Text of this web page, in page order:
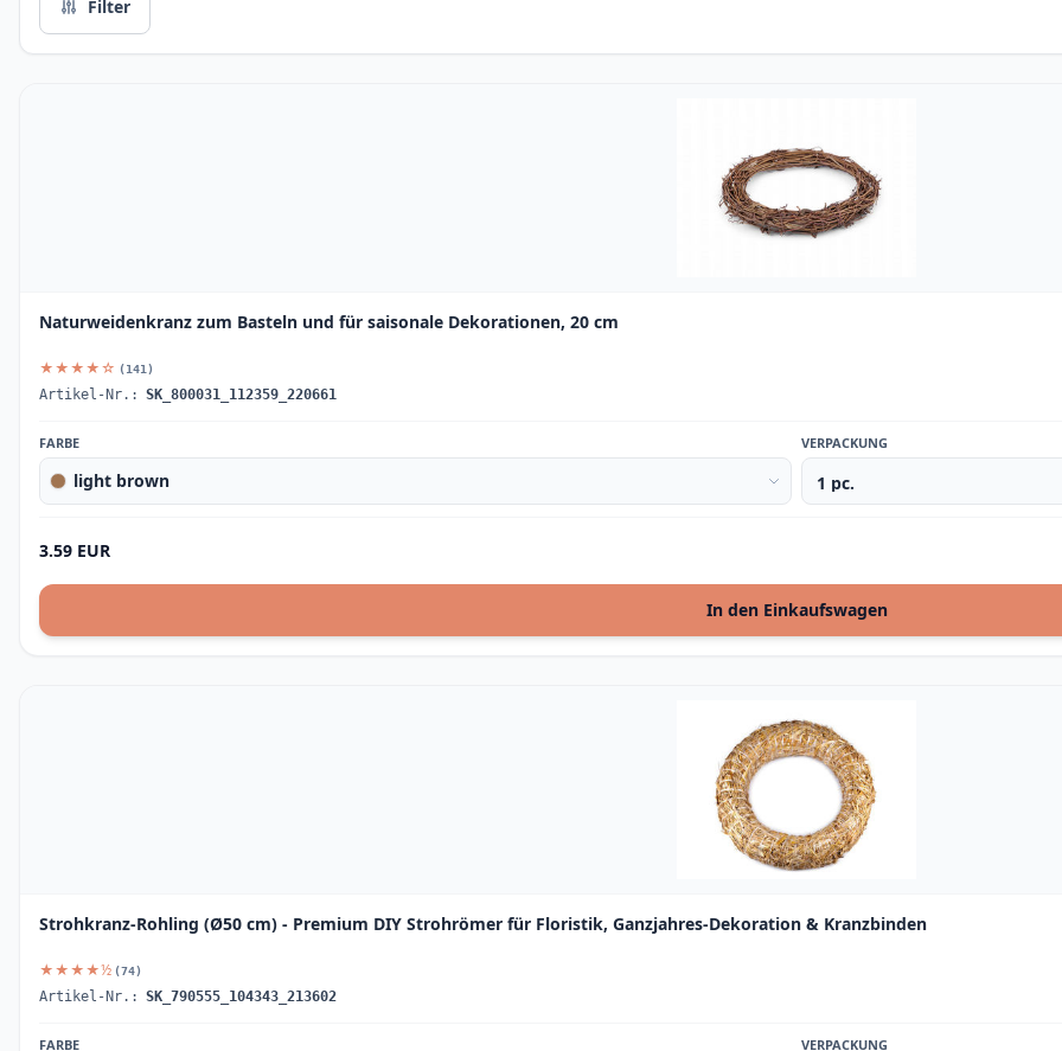
Filter
Naturweidenkranz zum Basteln und für saisonale Dekorationen, 20 cm
★★★★☆ (141)
Artikel-Nr.: SK_800031_112359_220661
FARBE
light brown
VERPACKUNG
3.59 EUR
In den Einkaufswagen
Strohkranz-Rohling (Ø50 cm) - Premium DIY Strohrömer für Floristik, Ganzjahres-Dekoration & Kranzbinden
★★★★½ (74)
Artikel-Nr.: SK_790555_104343_213602
FARBE VERPACKUNG